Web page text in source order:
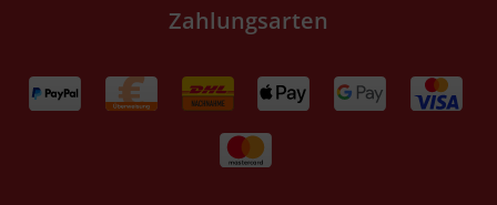
Zahlungsarten